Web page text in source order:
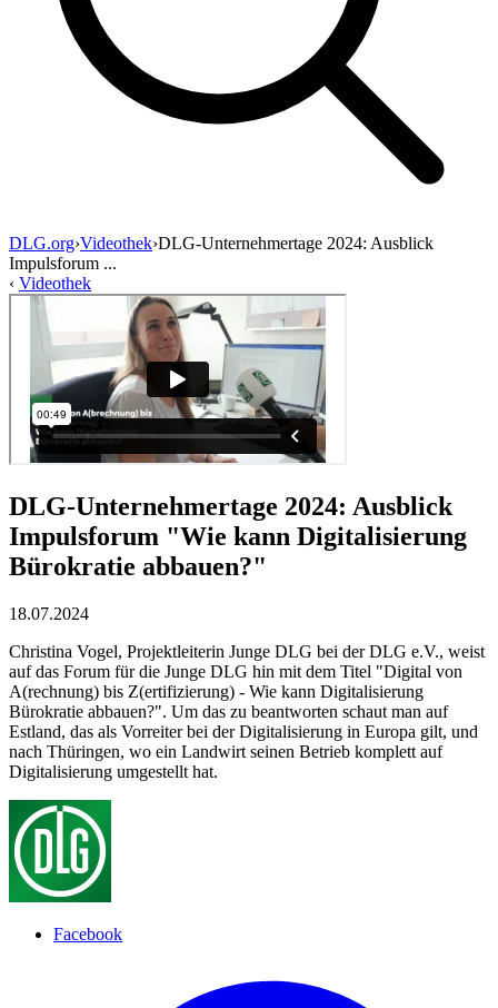
DLG.org›Videothek›DLG-Unternehmertage 2024: Ausblick
Impulsforum ...
‹ Videothek
DLG-Unternehmertage 2024: Ausblick
Impulsforum "Wie kann Digitalisierung
Bürokratie abbauen?"
18.07.2024
Christina Vogel, Projektleiterin Junge DLG bei der DLG e.V., weist
auf das Forum für die Junge DLG hin mit dem Titel "Digital von
A(rechnung) bis Z(ertifizierung) - Wie kann Digitalisierung
Bürokratie abbauen?". Um das zu beantworten schaut man auf
Estland, das als Vorreiter bei der Digitalisierung in Europa gilt, und
nach Thüringen, wo ein Landwirt seinen Betrieb komplett auf
Digitalisierung umgestellt hat.
Facebook